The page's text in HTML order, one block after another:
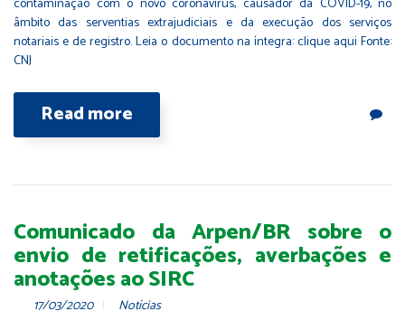
contaminação com o novo coronavírus, causador da COVID-19, no
âmbito das serventias extrajudiciais e da execução dos serviços
notariais e de registro. Leia o documento na íntegra: clique aqui Fonte:
CNJ
Read more
Comunicado da Arpen/BR sobre o
envio de retificações, averbações e
anotações ao SIRC
17/03/2020 Notícias